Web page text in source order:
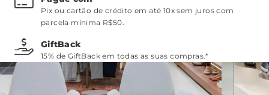
Pix ou cartão de crédito em até 10x sem juros com
parcela mínima R$50.
GiftBack
15% de GiftBack em todas as suas compras.*